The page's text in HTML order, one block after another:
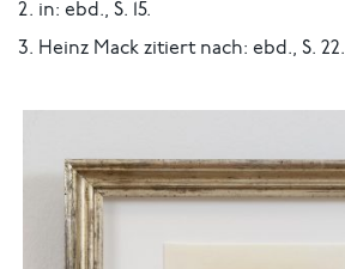
in: ebd., S. 15.
Heinz Mack zitiert nach: ebd., S. 22.